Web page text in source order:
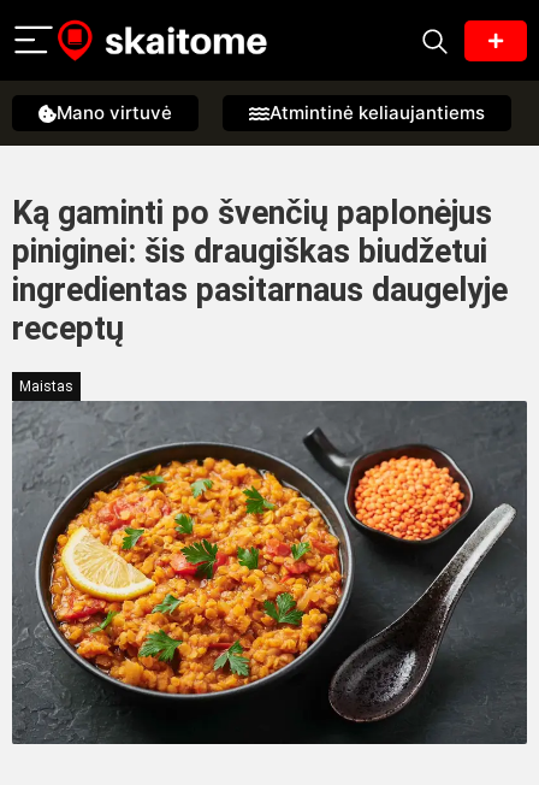
Mano virtuvė Atmintinė keliaujantiems
Ką gaminti po švenčių paplonėjus
piniginei: šis draugiškas biudžetui
ingredientas pasitarnaus daugelyje
receptų
Maistas